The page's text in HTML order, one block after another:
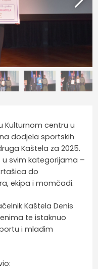
Kulturnom centru u
dodjela sportskih
Kaštela za 2025.
u svim kategorijama –
do
ekipa i momčadi.
Kaštela Denis
te istaknuo
i mladim